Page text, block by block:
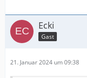
Ecki
Gast
21. Januar 2024 um 09:38